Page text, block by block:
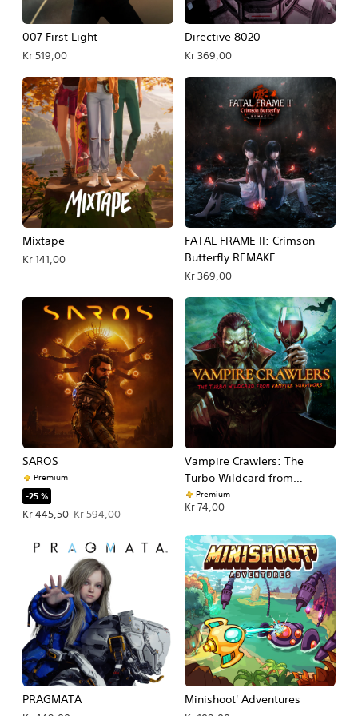
007 First Light
Kr 519,00
Directive 8020
Kr 369,00
Mixtape
Kr 141,00
FATAL FRAME II: Crimson
Butterfly REMAKE
Kr 369,00
SAROS
Premium
-25 %
Kr 445,50
Tilbudspris Kr 445,50. Oprindelig pris Kr 594,00.
Kr 594,00
Vampire Crawlers: The
Turbo Wildcard from
Vampire Survivors
Premium
Kr 74,00
PRAGMATA Minishoot' Adventures